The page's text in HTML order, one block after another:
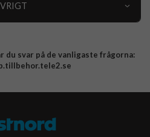
svar på de vanligaste frågorna: